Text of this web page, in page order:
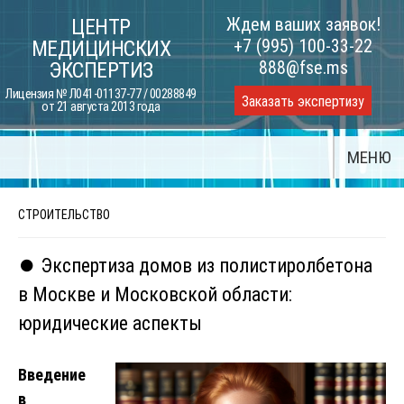
content
ЦЕНТР
МЕДИЦИНСКИХ
ЭКСПЕРТИЗ
Лицензия № Л041-01137-77 / 00288849
от 21 августа 2013 года
Ждем ваших заявок!
+7 (995) 100-33-22
888@fse.ms
Заказать экспертизу
МЕНЮ
СТРОИТЕЛЬСТВО
⏺️ Экспертиза домов из полистиролбетона
в Москве и Московской области:
юридические аспекты
Введение
в